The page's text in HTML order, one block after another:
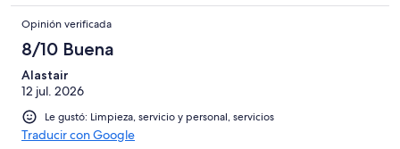
Opinión verificada
8/10 Buena
Alastair
12 jul. 2026
Le gustó: Limpieza, servicio y personal, servicios
Traducir con Google